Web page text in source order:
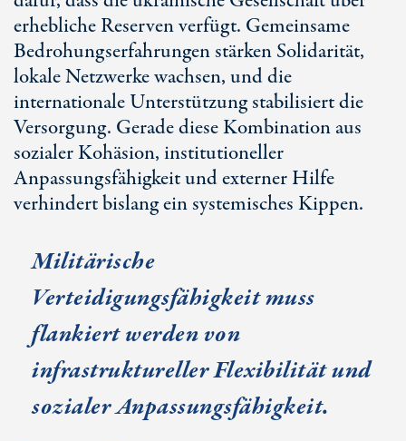
erhebliche Reserven verfügt. Gemeinsame
Bedrohungserfahrungen stärken Solidarität,
lokale Netzwerke wachsen, und die
internationale Unterstützung stabilisiert die
Versorgung. Gerade diese Kombination aus
sozialer Kohäsion, institutioneller
Anpassungsfähigkeit und externer Hilfe
verhindert bislang ein systemisches Kippen.
Militärische
Verteidigungsfähigkeit muss
flankiert werden von
infrastruktureller Flexibilität und
sozialer Anpassungsfähigkeit.